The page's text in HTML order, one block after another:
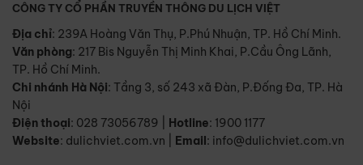
CÔNG TY CỔ PHẦN TRUYỀN THÔNG DU LỊCH VIỆT
Địa chỉ: 239A Hoàng Văn Thụ, P.Phú Nhuận, TP. Hồ Chí Minh.
Văn phòng: 217 Bis Nguyễn Thị Minh Khai, P.Cầu Ông Lãnh,
TP. Hồ Chí Minh.
Chi nhánh Hà Nội: Tầng 3, số 243 xã Đàn, P.Đống Đa, TP. Hà
Nội
Điện thoại: 028 73056789 Hotline: 1900 1177
Website: dulichviet.com.vn Email: info@dulichviet.com.vn